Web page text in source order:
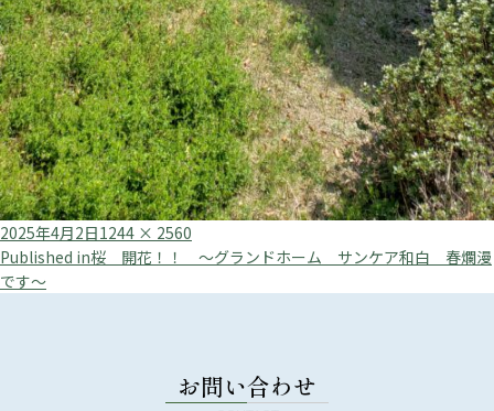
Posted
on
2025年4月2日Full
size
1244 × 2560
投
稿
Published in桜 開花！！ ～グランドホーム サンケア和白 春爛漫
です～
お問い合わせ